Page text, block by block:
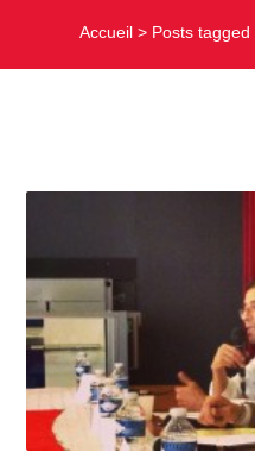
Accueil > Posts